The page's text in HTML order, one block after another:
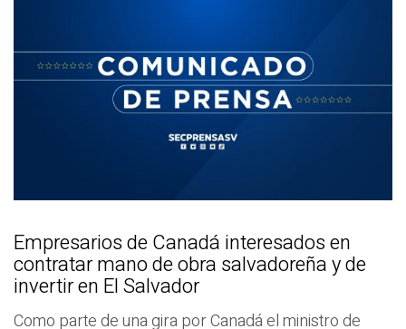
Empresarios de Canadá interesados en
contratar mano de obra salvadoreña y de
invertir en El Salvador
Como parte de una gira por Canadá el ministro de